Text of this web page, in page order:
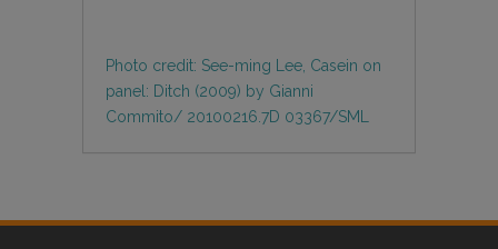
Photo credit: See-ming Lee, Casein on
panel: Ditch (2009) by Gianni
Commito/ 20100216.7D 03367/SML